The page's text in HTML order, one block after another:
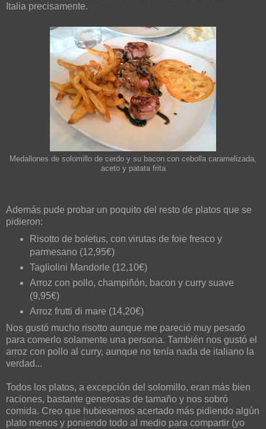
Italia precisamente.
Medallones de solomillo de cerdo y su bacon con cebolla caramelizada,
aceto y patata frita
Además pude probar un poquito del resto de platos que se
pidieron:
Risotto de boletus, con virutas de foie fresco y
parmesano (12,95€)
Tagliolini Mandorle (12,10€)
Arroz con pollo, champiñón, bacon y curry suave
(9,95€)
Arroz frutti di mare (14,20€)
Nos gustó mucho risotto aunque me pareció muy pesado
para comerlo solamente una persona. También nos gustó el
arroz con pollo al curry, aunque no tenía nada de italiano la
verdad...
Todos los platos, a excepción del solomillo, eran más bien
raciones, bastante generosas de tamaño y nos sobró
comida. Creo que hubiesemos acertado más pidiendo algún
plato menos y poniendo todo al medio para compartir (yo